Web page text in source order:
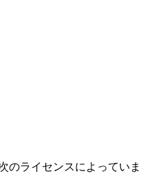
のライセンスによってい